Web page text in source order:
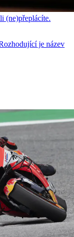
(ne)přeplácíte.
je název